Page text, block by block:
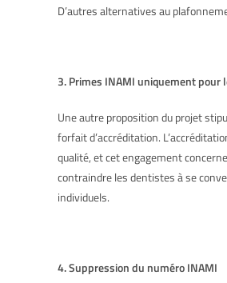
D’autres alternatives au
3. Primes INAMI uniquement
Une autre proposition du projet
forfait d’accréditation.
qualité, et cet engagement
contraindre les dentistes à se
individuels.
4. Suppression du numéro INAMI